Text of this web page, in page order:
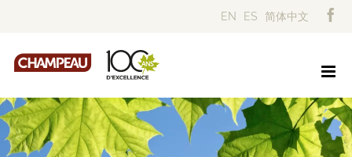
content
EN ES 简体中文